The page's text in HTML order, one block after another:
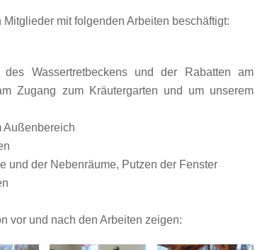
mit folgenden Arbeiten beschäftigt:
Wassertretbeckens und der Rabatten am
Zugang zum Kräutergarten und um unserem
Außenbereich
und der Nebenräume, Putzen der Fenster
vor und nach den Arbeiten zeigen: